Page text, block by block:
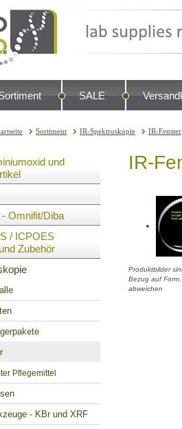
SALE
Sortiment IR-Spektroskopie IR-Fenster
und
Omnifit/Diba
/ ICPOES
Zubehör
Pflegemittel
- KBr und XRF
IR-
Produktbilder
Bezug auf
abweichen